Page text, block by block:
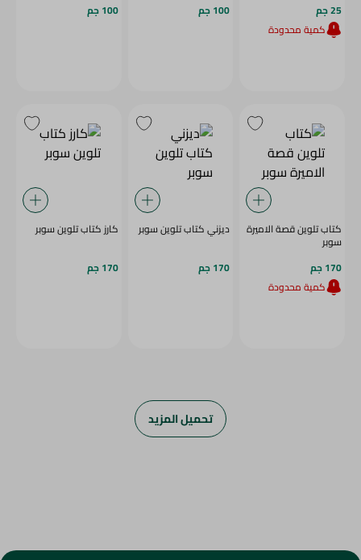
25 جم
كمية محدودة
100 جم
100 جم
كتاب تلوين قصة الاميرة
سوبر
170 جم
كمية محدودة
ديزني كتاب تلوين سوبر
170 جم
كارز كتاب تلوين سوبر
170 جم
تحميل المزيد